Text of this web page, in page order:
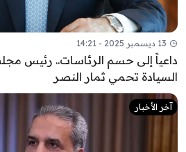
13 ديسمبر 2025 - 14:21
داعياً إلى حسم الرئاسات.. رئيس
السيادة تحمي ثمار النصر
آخر الأخبار